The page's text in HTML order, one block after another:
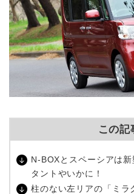
この記
N-BOXとスペーシアは
タントやいかに！
柱のない左リアの「ミラ